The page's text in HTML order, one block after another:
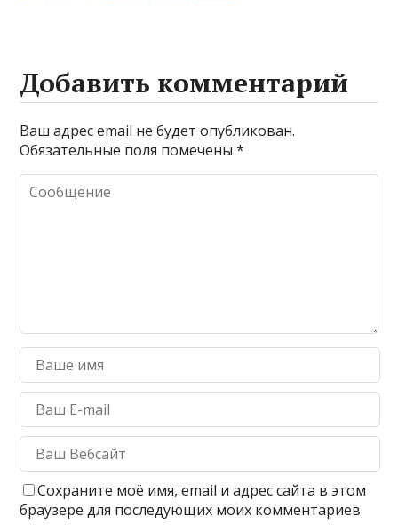
Добавить комментарий
Ваш адрес email не будет опубликован.
Обязательные поля помечены*
Сохраните моё имя, email и адрес сайта в этом
браузере для последующих моих комментариев